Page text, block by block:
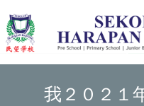
我２０２１